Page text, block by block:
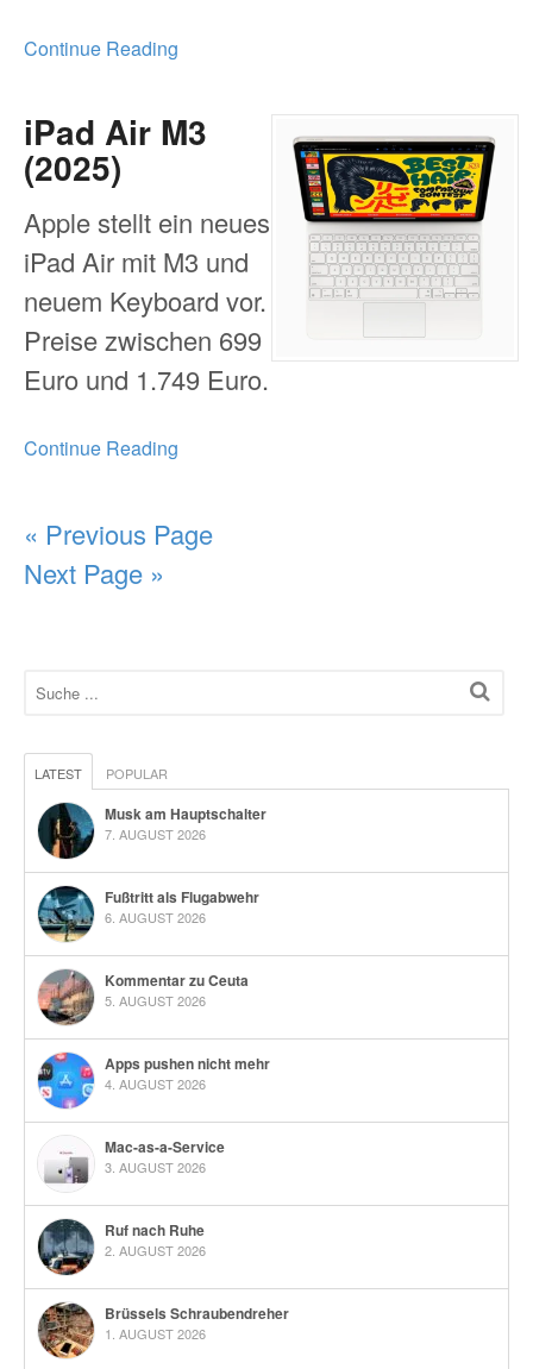
Continue Reading
iPad Air M3
(2025)
Apple stellt ein neues
iPad Air mit M3 und
neuem Keyboard vor.
Preise zwischen 699
Euro und 1.749 Euro.
Continue Reading
« Previous Page
Next Page »
LATEST POPULAR
Musk am Hauptschalter
7. AUGUST 2026
Fußtritt als Flugabwehr
6. AUGUST 2026
Kommentar zu Ceuta
5. AUGUST 2026
Apps pushen nicht mehr
4. AUGUST 2026
Mac-as-a-Service
3. AUGUST 2026
Ruf nach Ruhe
2. AUGUST 2026
Brüssels Schraubendreher
1. AUGUST 2026